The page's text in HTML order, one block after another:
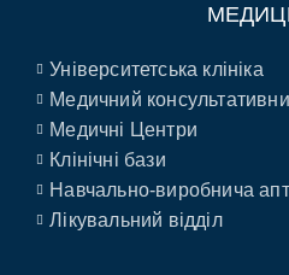
Університетська клініка
Медичний
Медичні Центри
Клінічні бази
Навчально-виробнича
Лікувальний відділ